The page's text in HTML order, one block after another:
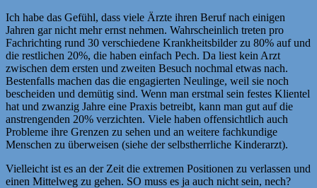
Ich habe das Gefühl, dass viele Ärzte ihren Beruf nach einigen
Jahren gar nicht mehr ernst nehmen. Wahrscheinlich treten pro
Fachrichting rund 30 verschiedene Krankheitsbilder zu 80% auf und
die restlichen 20%, die haben einfach Pech. Da liest kein Arzt
zwischen dem ersten und zweiten Besuch nochmal etwas nach.
Bestenfalls machen das die engagierten Neulinge, weil sie noch
bescheiden und demütig sind. Wenn man erstmal sein festes Klientel
hat und zwanzig Jahre eine Praxis betreibt, kann man gut auf die
anstrengenden 20% verzichten. Viele haben offensichtlich auch
Probleme ihre Grenzen zu sehen und an weitere fachkundige
Menschen zu überweisen (siehe der selbstherrliche Kinderarzt).
Vielleicht ist es an der Zeit die extremen Positionen zu verlassen und
einen Mittelweg zu gehen. SO muss es ja auch nicht sein, nech?